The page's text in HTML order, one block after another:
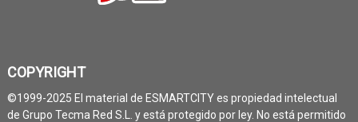
COPYRIGHT
©1999-2025 El material de ESMARTCITY es propiedad intelectual
de Grupo Tecma Red S.L. y está protegido por ley. No está permitido